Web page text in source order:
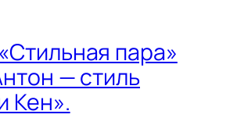
пара»
— стиль
Кен».